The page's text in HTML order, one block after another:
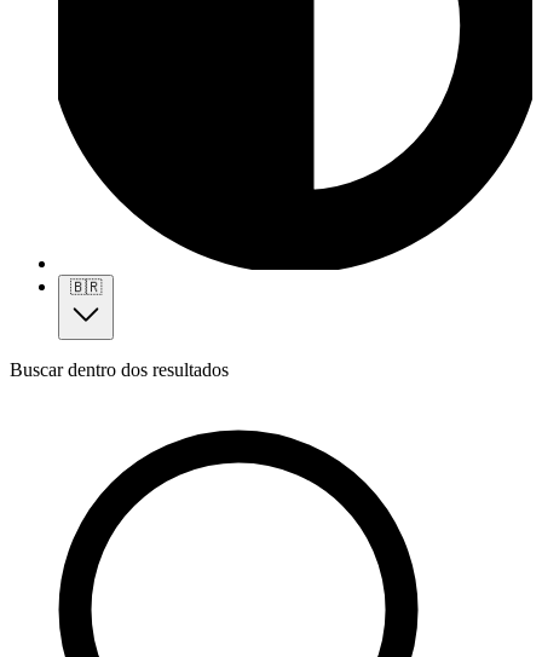
🇧🇷
Buscar dentro dos resultados